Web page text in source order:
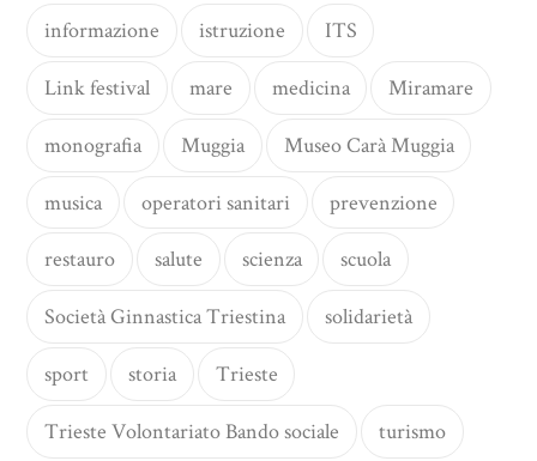
informazione istruzione ITS
Link festival mare medicina Miramare
monografia Muggia Museo Carà Muggia
musica operatori sanitari prevenzione
restauro salute scienza scuola
Società Ginnastica Triestina solidarietà
sport storia Trieste
Trieste Volontariato Bando sociale turismo